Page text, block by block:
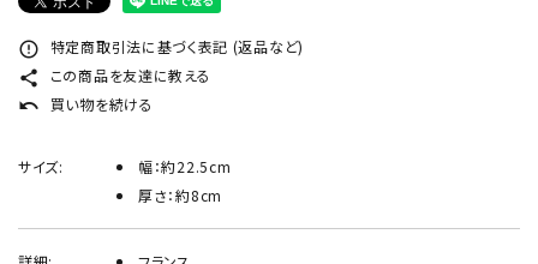
meeting_room ログイン person 新規会員登録
error_outline 特定商取引法に基づく表記 (返品など)
share この商品を友達に教える
undo 買い物を続ける
サイズ:
幅：約22.5cm
厚さ：約8cm